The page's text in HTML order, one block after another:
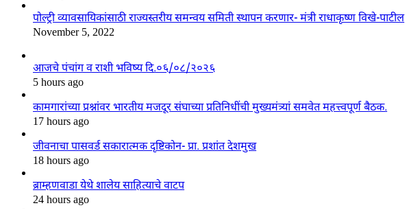
पोल्ट्री व्यावसायिकांसाठी राज्यस्तरीय समन्वय समिती स्थापन करणार- मंत्री राधाकृष्ण विखे-पाटील
November 5, 2022
आजचे पंचांग व राशी भविष्य दि.०६/०८/२०२६
5 hours ago
कामगारांच्या प्रश्नांवर भारतीय मजदूर संघाच्या प्रतिनिधींची मुख्यमंत्र्यां समवेत महत्त्वपूर्ण बैठक.
17 hours ago
जीवनाचा पासवर्ड सकारात्मक दृष्टिकोन- प्रा. प्रशांत देशमुख
18 hours ago
ब्राम्हणवाडा येथे शालेय साहित्याचे वाटप
24 hours ago